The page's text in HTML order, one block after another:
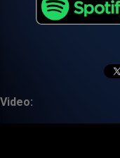
Video: